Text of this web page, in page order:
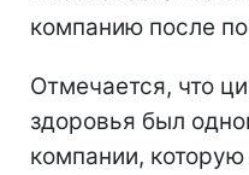
компанию после
Отмечается, что
здоровья был
компании,